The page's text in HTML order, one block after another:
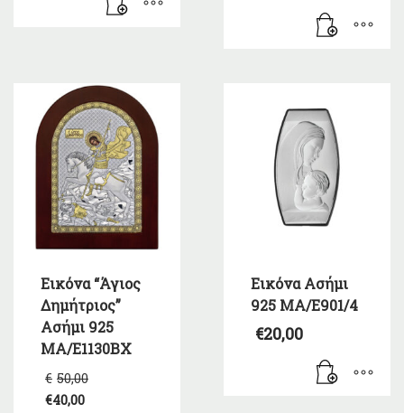
€50,00.
τρέχουσα
Εικόνα “Άγιος
Δημήτριος”
Ασήμι 925
MA/E1130BX
€ 50,00
€40,00
Εικόνα Ασήμι
925 ΜΑ/Ε901/4
€20,00